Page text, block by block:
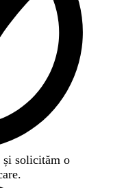
și solicităm o